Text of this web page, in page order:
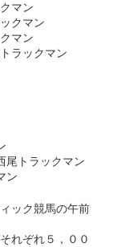
マン
クマン
マン
ラックマン
尾トラックマン
ン
ック競馬の午前
れぞれ５，００